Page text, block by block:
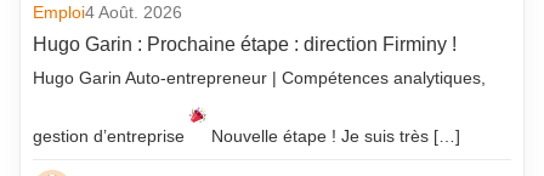
Emploi4 Août. 2026
Hugo Garin : Prochaine étape : direction Firminy !
Hugo Garin Auto-entrepreneur | Compétences analytiques,
gestion d’entreprise Nouvelle étape ! Je suis très […]